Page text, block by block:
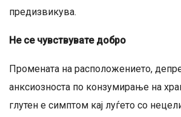
предизвикува.
Не се чувствувате добро
Промената на расположението,
анксиозноста по конзумирање на
глутен е симптом кај луѓето со